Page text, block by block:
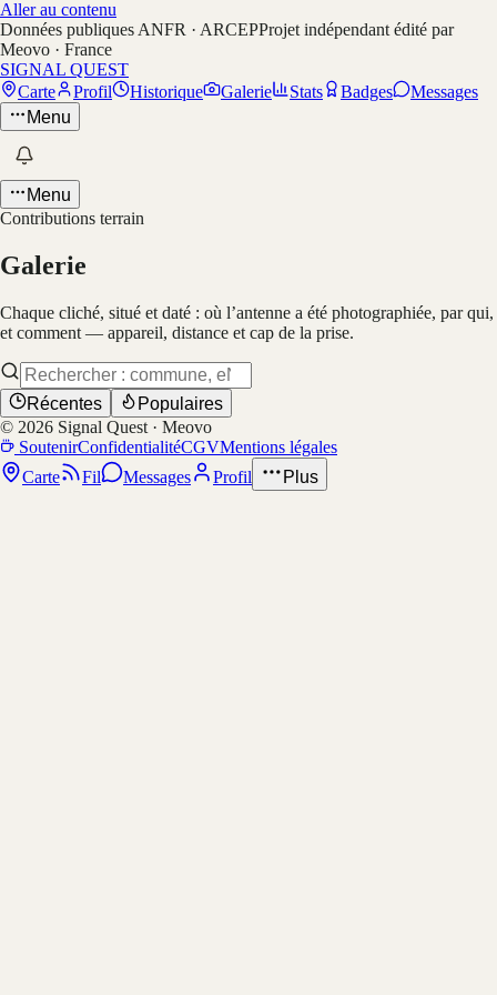
Aller au contenu
Données publiques ANFR · ARCEPProjet indépendant édité par
Meovo · France
SIGNAL QUEST
Carte
Profil Historique Galerie Stats Badges
Messages
Menu
Menu
Contributions terrain
Galerie
Chaque cliché, situé et daté : où l’antenne a été photographiée, par qui,
et comment — appareil, distance et cap de la prise.
Récentes
Populaires
© 2026 Signal Quest · Meovo
SoutenirConfidentialitéCGVMentions légales
Carte
Fil Messages Profil Plus